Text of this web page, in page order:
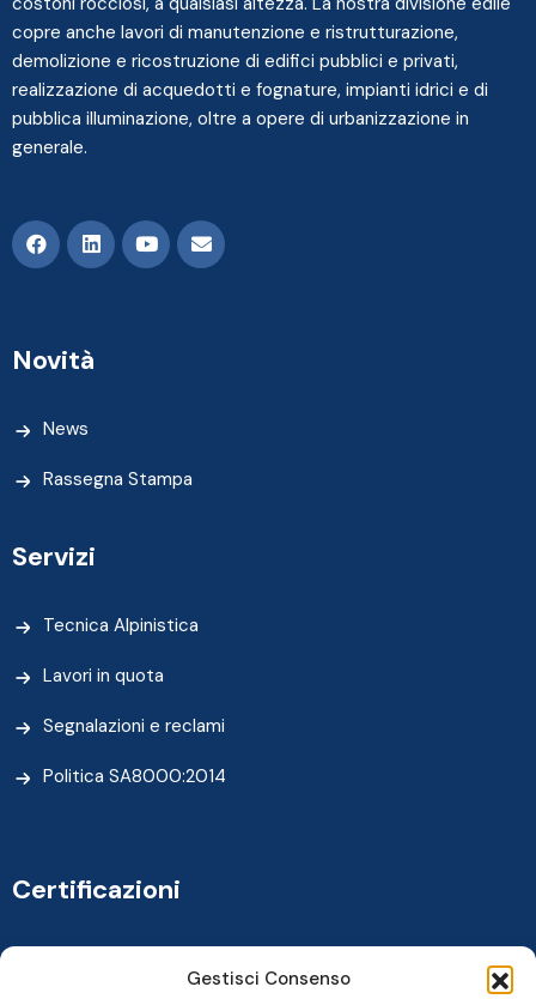
Gestisci Consenso
copre anche lavori di manutenzione e ristrutturazione,
demolizione e ricostruzione di edifici pubblici e privati,
realizzazione di acquedotti e fognature, impianti idrici e di
pubblica illuminazione, oltre a opere di urbanizzazione in
generale.
Novità
News
Rassegna Stampa
Servizi
Tecnica Alpinistica
Lavori in quota
Segnalazioni e reclami
Politica SA8000:2014
Certificazioni